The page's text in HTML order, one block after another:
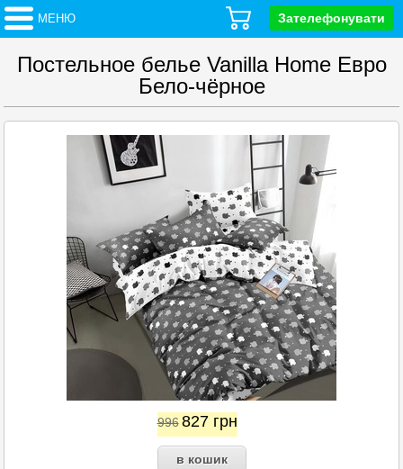
МЕНЮ Зателефонувати
Постельное белье Vanilla Home Евро
Бело-чёрное
996 827 грн